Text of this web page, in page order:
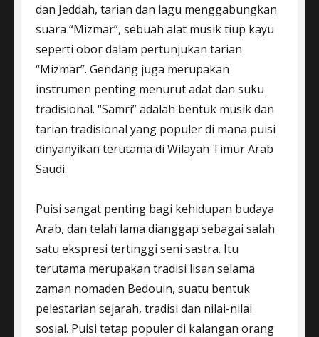
dan Jeddah, tarian dan lagu menggabungkan
suara “Mizmar”, sebuah alat musik tiup kayu
seperti obor dalam pertunjukan tarian
“Mizmar”. Gendang juga merupakan
instrumen penting menurut adat dan suku
tradisional. “Samri” adalah bentuk musik dan
tarian tradisional yang populer di mana puisi
dinyanyikan terutama di Wilayah Timur Arab
Saudi.
Puisi sangat penting bagi kehidupan budaya
Arab, dan telah lama dianggap sebagai salah
satu ekspresi tertinggi seni sastra. Itu
terutama merupakan tradisi lisan selama
zaman nomaden Bedouin, suatu bentuk
pelestarian sejarah, tradisi dan nilai-nilai
sosial. Puisi tetap populer di kalangan orang